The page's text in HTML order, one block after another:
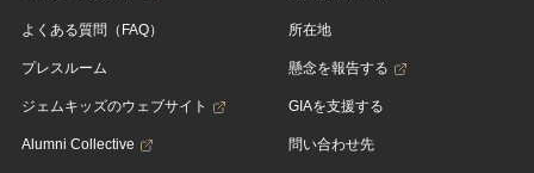
よくある質問（FAQ）
プレスルーム
ジェムキッズのウェブサイト
Alumni Collective
所在地
懸念を報告する
GIAを支援する
問い合わせ先